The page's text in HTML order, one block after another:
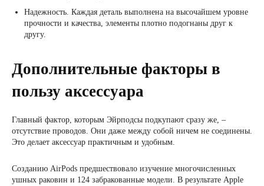
Надежность. Каждая деталь выполнена на высочайшем уровне
прочности и качества, элементы плотно подогнаны друг к
другу.
Дополнительные факторы в
пользу аксессуара
Главный фактор, которым Эйрподсы подкупают сразу же, –
отсутствие проводов. Они даже между собой ничем не соединены.
Это делает аксессуар практичным и удобным.
Созданию AirPods предшествовало изучение многочисленных
ушных раковин и 124 забракованные модели. В результате Apple